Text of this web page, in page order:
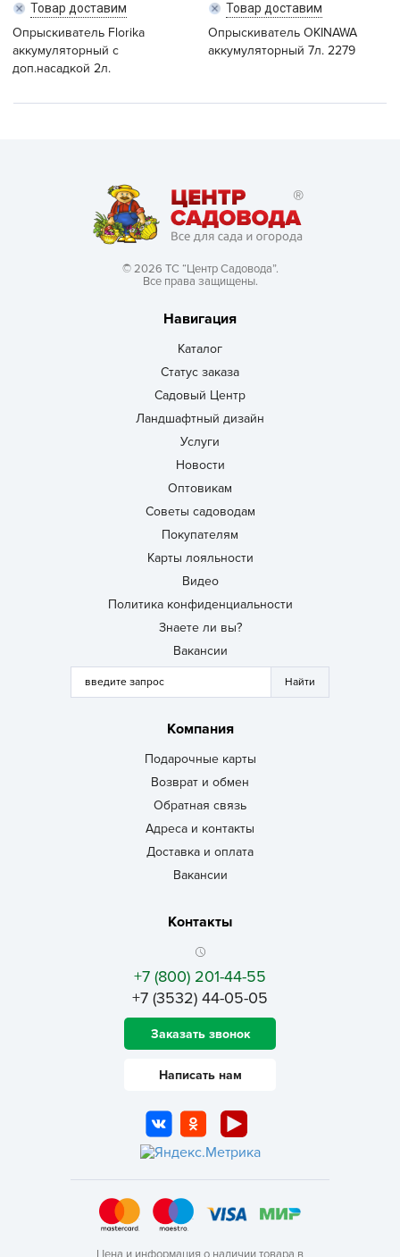
Товар доставим
Опрыскиватель Florika
аккумуляторный с
доп.насадкой 2л.
Товар доставим
Опрыскиватель OKINAWA
аккумуляторный 7л. 2279
© 2026 ТС “Центр Садовода”.
Все права защищены.
Навигация
Каталог
Статус заказа
Садовый Центр
Ландшафтный дизайн
Услуги
Новости
Оптовикам
Советы садоводам
Покупателям
Карты лояльности
Видео
Политика конфиденциальности
Знаете ли вы?
Вакансии
Компания
Подарочные карты
Возврат и обмен
Обратная связь
Адреса и контакты
Доставка и оплата
Вакансии
Контакты
+7 (800) 201-44-55
+7 (3532) 44-05-05
Заказать звонок
Написать нам